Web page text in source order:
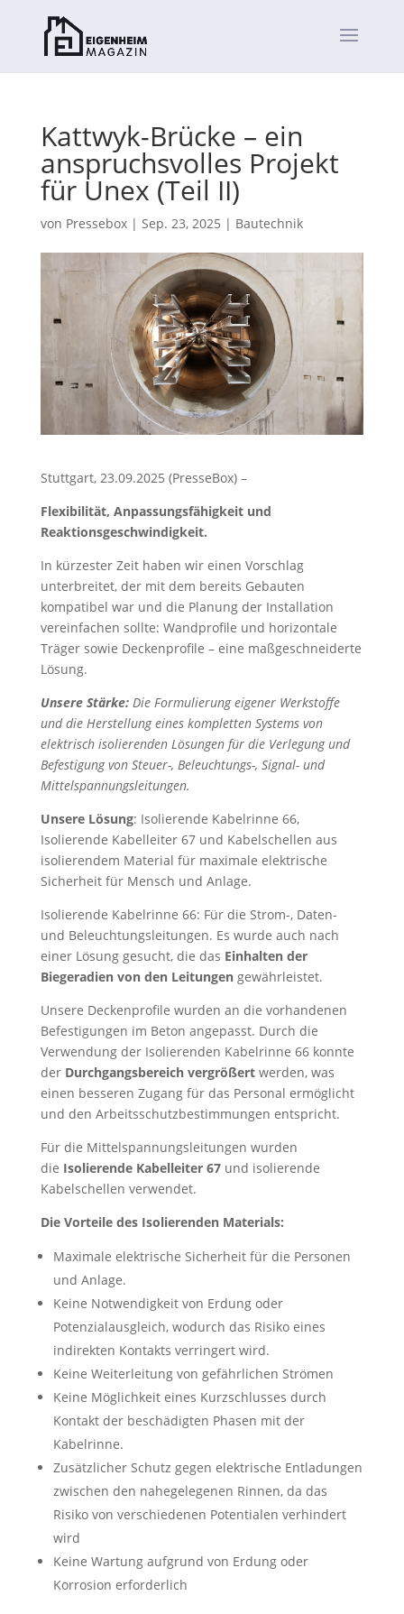
Kattwyk-Brücke – ein
anspruchsvolles Projekt
für Unex (Teil II)
von Pressebox| Sep. 23, 2025 | Bautechnik
Stuttgart, 23.09.2025 (PresseBox) –
Flexibilität, Anpassungsfähigkeit und
Reaktionsgeschwindigkeit.
In kürzester Zeit haben wir einen Vorschlag
unterbreitet, der mit dem bereits Gebauten
kompatibel war und die Planung der Installation
vereinfachen sollte: Wandprofile und horizontale
Träger sowie Deckenprofile – eine maßgeschneiderte
Lösung.
Unsere Stärke:Die Formulierung eigener Werkstoffe
und die Herstellung eines kompletten Systems von
elektrisch isolierenden Lösungen für die Verlegung und
Befestigung von Steuer-, Beleuchtungs-, Signal- und
Mittelspannungsleitungen.
Unsere Lösung: Isolierende Kabelrinne 66,
Isolierende Kabelleiter 67 und Kabelschellen aus
isolierendem Material für maximale elektrische
Sicherheit für Mensch und Anlage.
Isolierende Kabelrinne 66: Für die Strom-, Daten-
und Beleuchtungsleitungen. Es wurde auch nach
einer Lösung gesucht, die das Einhalten der
Biegeradien von den Leitungengewährleistet.
Unsere Deckenprofile wurden an die vorhandenen
Befestigungen im Beton angepasst. Durch die
Verwendung der Isolierenden Kabelrinne 66 konnte
der Durchgangsbereich vergrößertwerden, was
einen besseren Zugang für das Personal ermöglicht
und den Arbeitsschutzbestimmungen entspricht.
Für die Mittelspannungsleitungen wurden
die Isolierende Kabelleiter 67 und isolierende
Kabelschellen verwendet.
Die Vorteile des Isolierenden Materials:
Maximale elektrische Sicherheit für die Personen
und Anlage.
Keine Notwendigkeit von Erdung oder
Potenzialausgleich, wodurch das Risiko eines
indirekten Kontakts verringert wird.
Keine Weiterleitung von gefährlichen Strömen
Keine Möglichkeit eines Kurzschlusses durch
Kontakt der beschädigten Phasen mit der
Kabelrinne.
Zusätzlicher Schutz gegen elektrische Entladungen
zwischen den nahegelegenen Rinnen, da das
Risiko von verschiedenen Potentialen verhindert
wird
Keine Wartung aufgrund von Erdung oder
Korrosion erforderlich